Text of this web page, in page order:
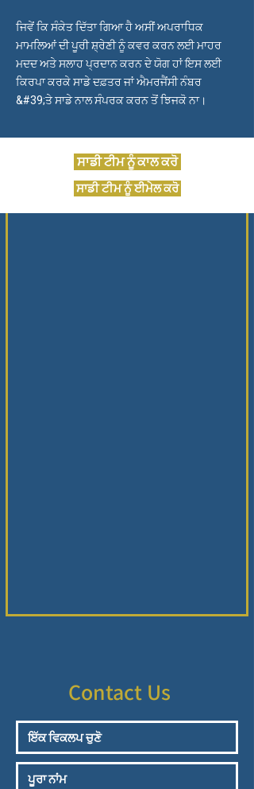
ਜਿਵੇਂ ਕਿ ਸੰਕੇਤ ਦਿੱਤਾ ਗਿਆ ਹੈ ਅਸੀਂ ਅਪਰਾਧਿਕ
ਮਾਮਲਿਆਂ ਦੀ ਪੂਰੀ ਸ਼੍ਰੇਣੀ ਨੂੰ ਕਵਰ ਕਰਨ ਲਈ ਮਾਹਰ
ਮਦਦ ਅਤੇ ਸਲਾਹ ਪ੍ਰਦਾਨ ਕਰਨ ਦੇ ਯੋਗ ਹਾਂ ਇਸ ਲਈ
ਕਿਰਪਾ ਕਰਕੇ ਸਾਡੇ ਦਫ਼ਤਰ ਜਾਂ ਐਮਰਜੈਂਸੀ ਨੰਬਰ
&#39;ਤੇ ਸਾਡੇ ਨਾਲ ਸੰਪਰਕ ਕਰਨ ਤੋਂ ਝਿਜਕੋ ਨਾ।
Contact Us
ਸਾਡੀ ਟੀਮ ਨੂੰ ਕਾਲ ਕਰੋ
ਸਾਡੀ ਟੀਮ ਨੂੰ ਈਮੇਲ ਕਰੋ